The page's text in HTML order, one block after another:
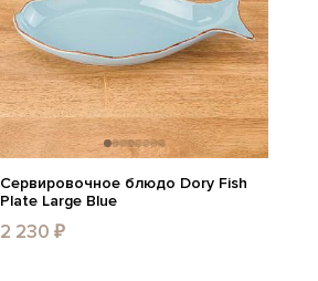
Сервировочное блюдо Dory Fish
Plate Large Blue
2 230 ₽